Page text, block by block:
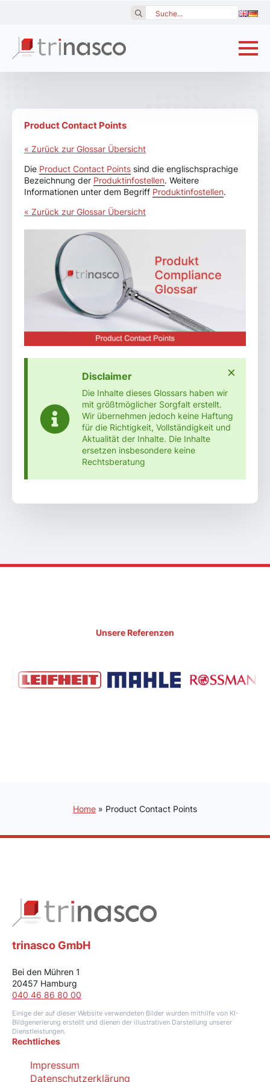
Search
Product Contact Points
« Zurück zur Glossar Übersicht
Die Product Contact Points sind die englischsprachige
Bezeichnung der Produktinfostellen. Weitere
Informationen unter dem Begriff Produktinfostellen.
« Zurück zur Glossar Übersicht
Disclaimer
Die Inhalte dieses Glossars haben wir
mit größtmöglicher Sorgfalt erstellt.
Wir übernehmen jedoch keine Haftung
für die Richtigkeit, Vollständigkeit und
Aktualität der Inhalte. Die Inhalte
ersetzen insbesondere keine
Rechtsberatung
×
Unsere Referenzen
Home » Product Contact Points
trinasco GmbH
Bei den Mühren 1
20457 Hamburg
040 46 86 80 00
Einige der auf dieser Website verwendeten Bilder wurden mithilfe von KI-
Bildgenerierung erstellt und dienen der illustrativen Darstellung unserer
Dienstleistungen.
Rechtliches
Impressum
Datenschutzerklärung